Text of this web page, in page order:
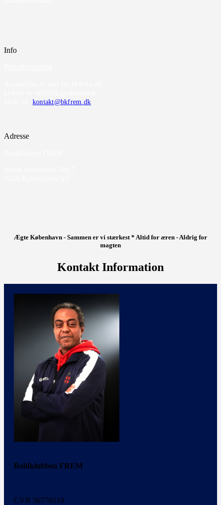
Info
kontakt@bkfrem.dk
Adresse
Ægte København - Sammen er vi stærkest * Altid for æren - Aldrig for
magten
Kontakt Information
Boldklubben FREM
CVR 56778519